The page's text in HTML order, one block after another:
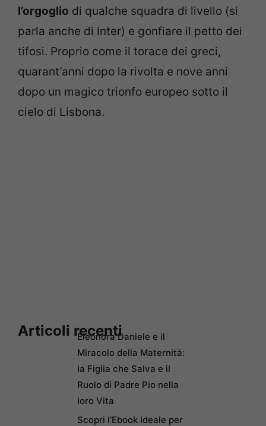
l’orgoglio di qualche squadra di livello (si
parla anche di Inter) e gonfiare il petto dei
tifosi. Proprio come il torace dei greci,
quarant’anni dopo la rivolta e nove anni
dopo un magico trionfo europeo sotto il
cielo di Lisbona.
Articoli recentiEleonora Daniele e il
Miracolo della Maternità:
la Figlia che Salva e il
Ruolo di Padre Pio nella
loro Vita
Scopri l’Ebook Ideale per